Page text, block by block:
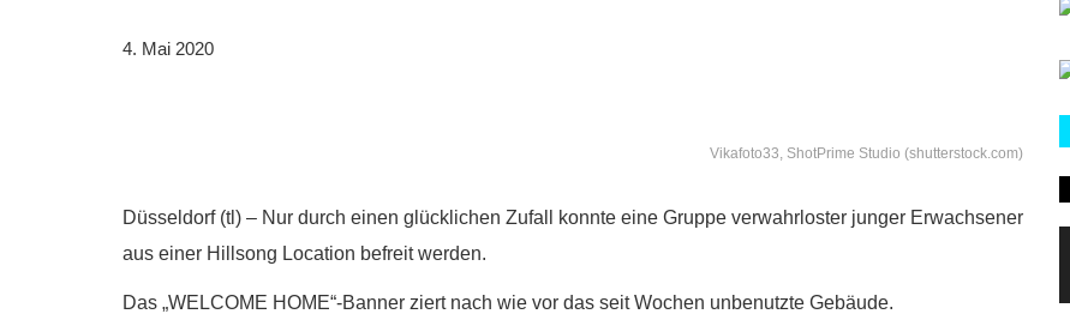
4. Mai 2020
Vikafoto33, ShotPrime Studio (shutterstock.com)
Düsseldorf (tl) – Nur durch einen glücklichen Zufall konnte eine Gruppe verwahrloster junger Erwachsener
aus einer Hillsong Location befreit werden.
Das „WELCOME HOME“-Banner ziert nach wie vor das seit Wochen unbenutzte Gebäude.